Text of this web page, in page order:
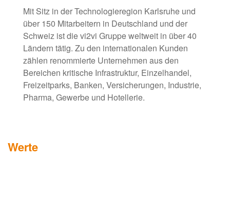
Mit Sitz in der Technologieregion Karlsruhe und
über 150 Mitarbeitern in Deutschland und der
Schweiz ist die vi2vi Gruppe weltweit in über 40
Ländern tätig. Zu den internationalen Kunden
zählen renommierte Unternehmen aus den
Bereichen kritische Infrastruktur, Einzelhandel,
Freizeitparks, Banken, Versicherungen, Industrie,
Pharma, Gewerbe und Hotellerie.
Werte